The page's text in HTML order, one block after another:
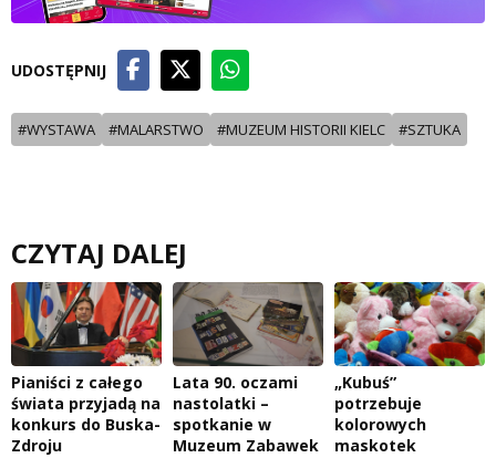
UDOSTĘPNIJ
#WYSTAWA #MALARSTWO #MUZEUM HISTORII KIELC #SZTUKA
CZYTAJ DALEJ
Pianiści z całego
świata przyjadą na
konkurs do Buska-
Zdroju
Lata 90. oczami
nastolatki –
spotkanie w
Muzeum Zabawek
„Kubuś”
potrzebuje
kolorowych
maskotek